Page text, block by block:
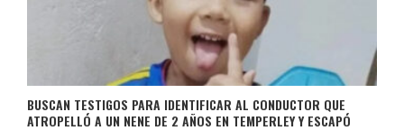
BUSCAN TESTIGOS PARA IDENTIFICAR AL CONDUCTOR QUE
ATROPELLÓ A UN NENE DE 2 AÑOS EN TEMPERLEY Y ESCAPÓ